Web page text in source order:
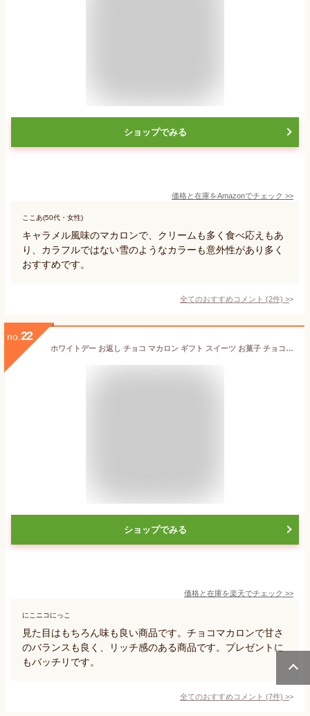
ショップでみる
価格と在庫をAmazonでチェック >>
ここあ(50代・女性)
キャラメル風味のマカロンで、クリームも多く食べ応えもあ
り、カラフルではない雪のようなカラーも意外性があり多く
おすすめです。
全てのおすすめコメント (2件) >
no. 22
ホワイトデー お返し チョコ マカロン ギフト スイーツ お菓子 チョコレート 個包装 高級 おしゃれ 誕生日プレゼント ショコラマカロン 5個 詰め合わせ 人気 かわいい 手土産 職場 彼女 子供 プチギフト 内祝い 出産祝い 結婚祝い 退職 お配り お取り寄せスイーツ 洋菓子
ショップでみる
価格と在庫を楽天でチェック >>
にこニコにっこ
見た目はもちろん味も良い商品です。チョコマカロンで甘さ
のバランスも良く、リッチ感のある商品です。プレゼントに
もバッチリです。
全てのおすすめコメント (7件) >